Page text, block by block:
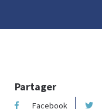
Partager
Facebook